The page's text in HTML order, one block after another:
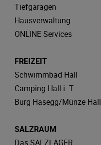
Tiefgaragen
Hausverwaltung
ONLINE Services
FREIZEIT
Schwimmbad Hall
Camping Hall i. T.
Burg Hasegg/Münze Hall
SALZRAUM
Das SALZLAGER